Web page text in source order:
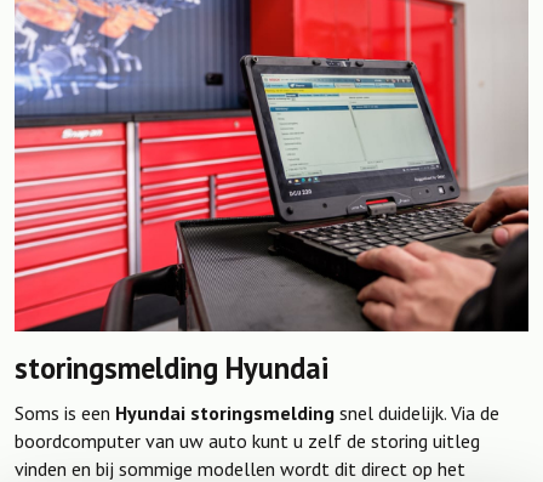
storingsmelding Hyundai
Soms is een Hyundai storingsmelding snel duidelijk. Via de
boordcomputer van uw auto kunt u zelf de storing uitleg
vinden en bij sommige modellen wordt dit direct op het